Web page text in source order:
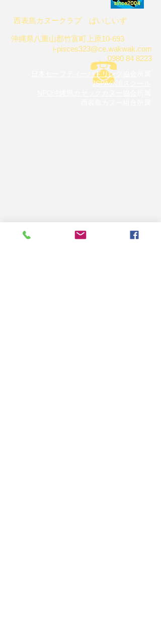
西表島カヌークラブ ぱいしいず
沖縄県八重山郡竹富町上原10-693
i-pisces323@ce.wakwak.com
0980 84 8223
日本セーフティーパドリング協会
JSPA公認スクール